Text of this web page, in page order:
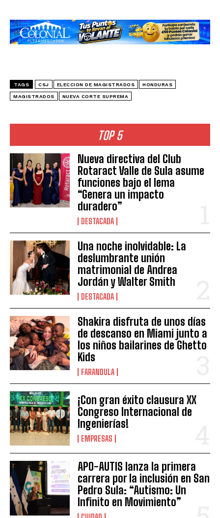
TOP 5
Nueva directiva del Club
Rotaract Valle de Sula asume
funciones bajo el lema
“Genera un impacto
duradero”
DESTACADA
Una noche inolvidable: La
deslumbrante unión
matrimonial de Andrea
Jordán y Walter Smith
DESTACADA
Shakira disfruta de unos días
de descanso en Miami junto a
los niños bailarines de Ghetto
Kids
FARANDULA
¡Con gran éxito clausura XX
Congreso Internacional de
Ingenierías!
EMPRESAS
APO-AUTIS lanza la primera
carrera por la inclusión en San
Pedro Sula: “Autismo: Un
Infinito en Movimiento”
TAGS CSJ ELECCION DE MAGISTRADOS HONDURAS
MAGISTRADOS NUEVA CORTE SUPREMA